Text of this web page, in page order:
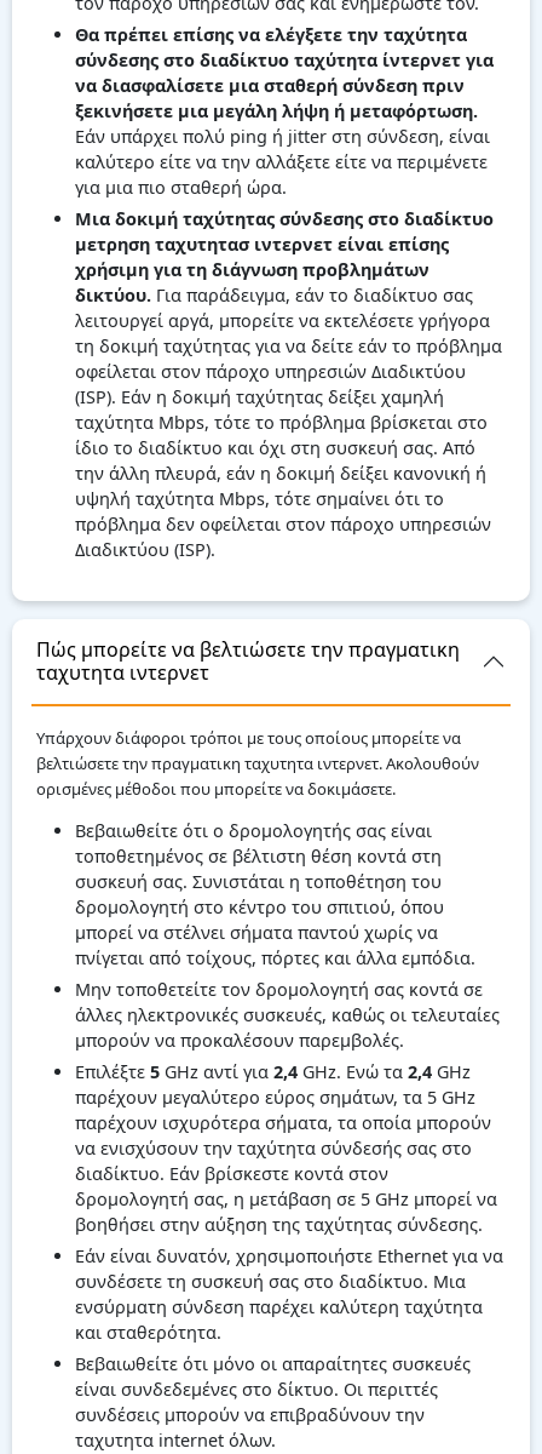
Θα πρέπει επίσης να ελέγξετε την ταχύτητα
σύνδεσης στο διαδίκτυο ταχύτητα ίντερνετ για
να διασφαλίσετε μια σταθερή σύνδεση πριν
ξεκινήσετε μια μεγάλη λήψη ή μεταφόρτωση.
Εάν υπάρχει πολύ ping ή jitter στη σύνδεση, είναι
καλύτερο είτε να την αλλάξετε είτε να περιμένετε
για μια πιο σταθερή ώρα.
Μια δοκιμή ταχύτητας σύνδεσης στο διαδίκτυο
μετρηση ταχυτητασ ιντερνετ είναι επίσης
χρήσιμη για τη διάγνωση προβλημάτων
δικτύου. Για παράδειγμα, εάν το διαδίκτυο σας
λειτουργεί αργά, μπορείτε να εκτελέσετε γρήγορα
τη δοκιμή ταχύτητας για να δείτε εάν το πρόβλημα
οφείλεται στον πάροχο υπηρεσιών Διαδικτύου
(ISP). Εάν η δοκιμή ταχύτητας δείξει χαμηλή
ταχύτητα Mbps, τότε το πρόβλημα βρίσκεται στο
ίδιο το διαδίκτυο και όχι στη συσκευή σας. Από
την άλλη πλευρά, εάν η δοκιμή δείξει κανονική ή
υψηλή ταχύτητα Mbps, τότε σημαίνει ότι το
πρόβλημα δεν οφείλεται στον πάροχο υπηρεσιών
Διαδικτύου (ISP).
Πώς μπορείτε να βελτιώσετε την πραγματικη
ταχυτητα ιντερνετ
Υπάρχουν διάφοροι τρόποι με τους οποίους μπορείτε να
βελτιώσετε την πραγματικη ταχυτητα ιντερνετ. Ακολουθούν
ορισμένες μέθοδοι που μπορείτε να δοκιμάσετε.
Βεβαιωθείτε ότι ο δρομολογητής σας είναι
τοποθετημένος σε βέλτιστη θέση κοντά στη
συσκευή σας. Συνιστάται η τοποθέτηση του
δρομολογητή στο κέντρο του σπιτιού, όπου
μπορεί να στέλνει σήματα παντού χωρίς να
πνίγεται από τοίχους, πόρτες και άλλα εμπόδια.
Μην τοποθετείτε τον δρομολογητή σας κοντά σε
άλλες ηλεκτρονικές συσκευές, καθώς οι τελευταίες
μπορούν να προκαλέσουν παρεμβολές.
Επιλέξτε 5 GHz αντί για 2,4 GHz. Ενώ τα 2,4 GHz
παρέχουν μεγαλύτερο εύρος σημάτων, τα 5 GHz
παρέχουν ισχυρότερα σήματα, τα οποία μπορούν
να ενισχύσουν την ταχύτητα σύνδεσής σας στο
διαδίκτυο. Εάν βρίσκεστε κοντά στον
δρομολογητή σας, η μετάβαση σε 5 GHz μπορεί να
βοηθήσει στην αύξηση της ταχύτητας σύνδεσης.
Εάν είναι δυνατόν, χρησιμοποιήστε Ethernet για να
συνδέσετε τη συσκευή σας στο διαδίκτυο. Μια
ενσύρματη σύνδεση παρέχει καλύτερη ταχύτητα
και σταθερότητα.
Βεβαιωθείτε ότι μόνο οι απαραίτητες συσκευές
είναι συνδεδεμένες στο δίκτυο. Οι περιττές
συνδέσεις μπορούν να επιβραδύνουν την
ταχυτητα internet όλων.